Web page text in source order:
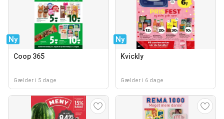
Ny
Coop 365
Gælder i 5 dage
Ny
Kvickly
Gælder i 6 dage